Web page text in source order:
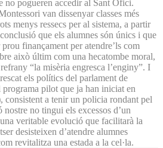
no pogueren accedir al Sant Ofici.
van dissenyar classes més
menys ressecs per al sistema, a partir
que els alumnes són únics i que
finançament per atendre’ls com
això últim com una hecatombe moral,
“la misèria engresca l’enginy”. I
els polítics del parlament de
pilot que ja han iniciat en
consistent a tenir un policia rondant pel
no tingui els excessos d’un
veritable evolució que facilitarà la
desisteixen d’atendre alumnes
revitalitza una estada a la cel·la.